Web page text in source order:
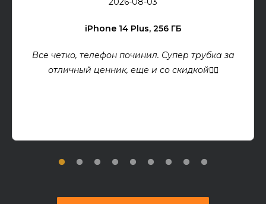
iPhone 14 Plus, 256 ГБ
Все четко, телефон починил. Супер трубка за
отличный ценник, еще и со скидкой👍🏻